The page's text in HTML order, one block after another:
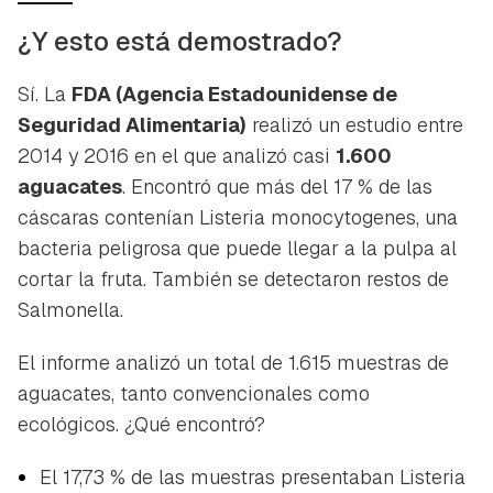
Guardar como favorito
Para poder guardar como favorito, primero has de
iniciar sesión con tu cuenta de Hogarmanía.
¿Y esto está demostrado?
Sí. La FDA (Agencia Estadounidense de
Seguridad Alimentaria) realizó un estudio entre
2014 y 2016 en el que analizó casi 1.600
aguacates. Encontró que más del 17 % de las
cáscaras contenían Listeria monocytogenes, una
bacteria peligrosa que puede llegar a la pulpa al
cortar la fruta. También se detectaron restos de
Salmonella.
El informe analizó un total de 1.615 muestras de
aguacates, tanto convencionales como
ecológicos. ¿Qué encontró?
El 17,73 % de las muestras presentaban Listeria
Contenido enviado
Gracias por suscribirte a nuestro boletín.